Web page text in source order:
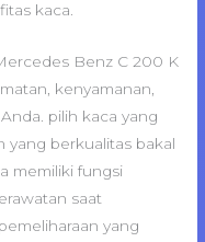
kaca.
Benz C 200 K
kenyamanan,
pilih kaca yang
yang berkualitas bakal
memiliki fungsi
saat
yang